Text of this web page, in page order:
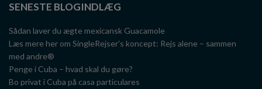
SENESTE BLOGINDLÆG
Sådan laver du ægte mexicansk Guacamole
Læs mere her om SingleRejser’s koncept: Rejs alene – sammen
med andre®
Penge i Cuba – hvad skal du gøre?
Bo privat i Cuba på casa particulares